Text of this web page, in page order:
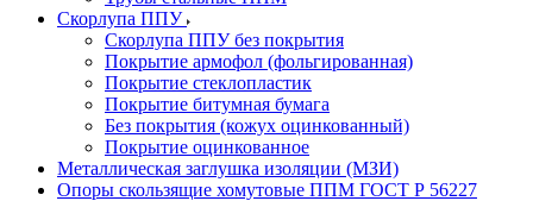
Скорлупа ППУ
Скорлупа ППУ без покрытия
Покрытие армофол (фольгированная)
Покрытие стеклопластик
Покрытие битумная бумага
Без покрытия (кожух оцинкованный)
Покрытие оцинкованное
Металлическая заглушка изоляции (МЗИ)
Опоры скользящие хомутовые ППМ ГОСТ Р 56227